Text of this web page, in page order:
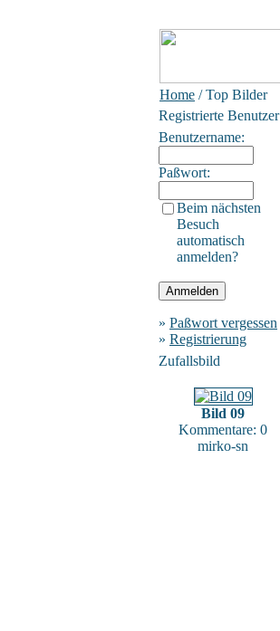
Home / Top Bilder
Registrierte Benutzer
Benutzername:
Paßwort:
Beim nächsten
Besuch
automatisch
anmelden?
» Paßwort vergessen
» Registrierung
Zufallsbild
Bild 09
Kommentare: 0
mirko-sn